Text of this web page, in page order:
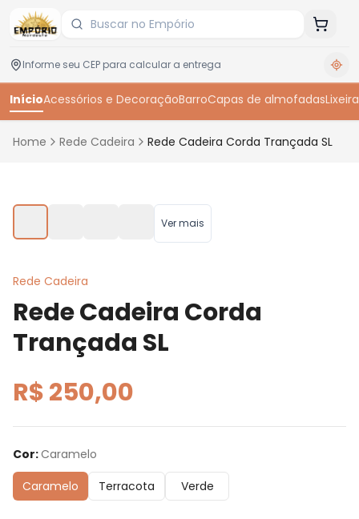
InícioAcessórios e DecoraçãoBarroCapas de almofadasLixeira
Home Rede Cadeira Rede Cadeira Corda Trançada SL
Ver mais
Rede Cadeira
Rede Cadeira Corda
Trançada SL
R$ 250,00
Cor:Caramelo
Caramelo
Terracota Verde